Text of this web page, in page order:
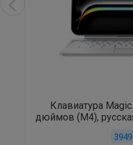
Клавиатура Magic
дюймов (M4), русская
39490 ₽